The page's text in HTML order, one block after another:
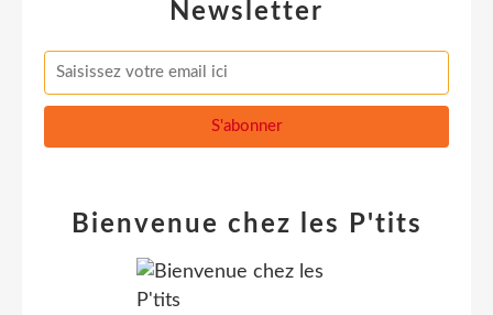
Newsletter
Bienvenue chez les P'tits